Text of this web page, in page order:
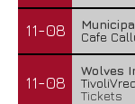
11-08
Cafe
11-08
Wolves
Tickets